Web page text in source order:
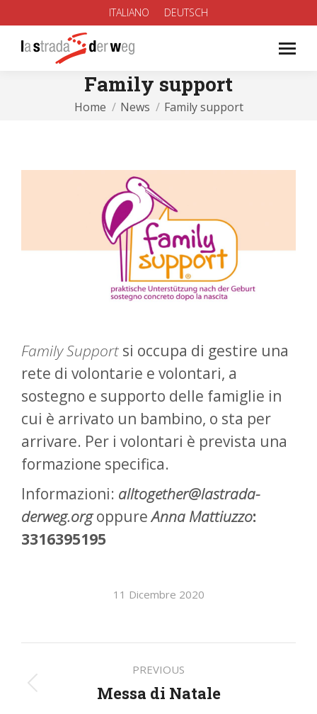
ITALIANO DEUTSCH
Family support
You are here:
Home News Family support
Family Support si occupa di gestire una
rete di volontarie e volontari, a
sostegno e supporto delle famiglie in
cui è arrivato un bambino, o sta per
arrivare. Per i volontari è prevista una
formazione specifica.
Informazioni: alltogether@lastrada-
derweg.orgoppureAnna Mattiuzzo:
3316395195
11 Dicembre 2020
navigation
PREVIOUS
Previous
Messa di Natale